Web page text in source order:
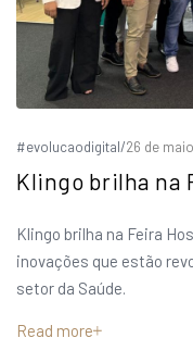
#evolucaodigital/26 de
Klingo brilha na
Klingo brilha na Feira
inovações que estão
setor da Saúde.
Read more